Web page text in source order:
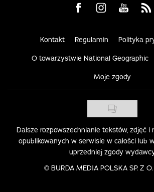
Visit us on Facebook
Visit us onVisit us on
Kontakt Regulamin Polityka
O towarzystwie National Geographic
Moje zgody
Dalsze rozpowszechnianie tekstów, zdjęć i
opublikowanych w serwisie w całości lub
uprzedniej zgody
© BURDA MEDIA POLSKA SP. Z